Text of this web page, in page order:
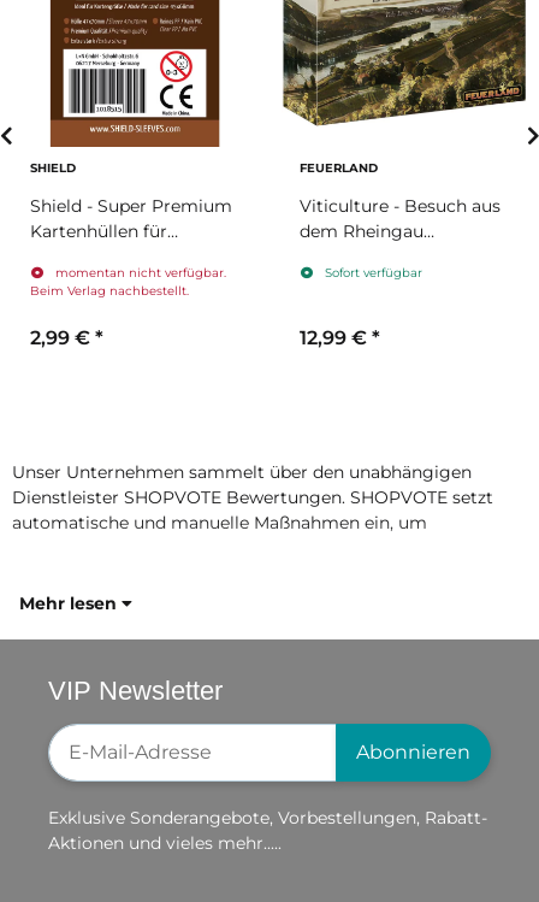
SHIELD
Shield - Super Premium
Kartenhüllen für
mmmomentan nicht verfügbar.
Beim Verlag nachbestellt.
2,99 € *
FEUERLAND
Viticulture - Besuch aus
dem Rheingau
Sofort verfügbar
12,99 € *
Unser Unternehmen sammelt über den unabhängigen
Dienstleister SHOPVOTE Bewertungen. SHOPVOTE setzt
automatische und manuelle Maßnahmen ein, um
Mehr lesen
VIP Newsletter
Newsletter-Registrierung
Abonnieren
Exklusive Sonderangebote, Vorbestellungen, Rabatt-
Aktionen und vieles mehr.....